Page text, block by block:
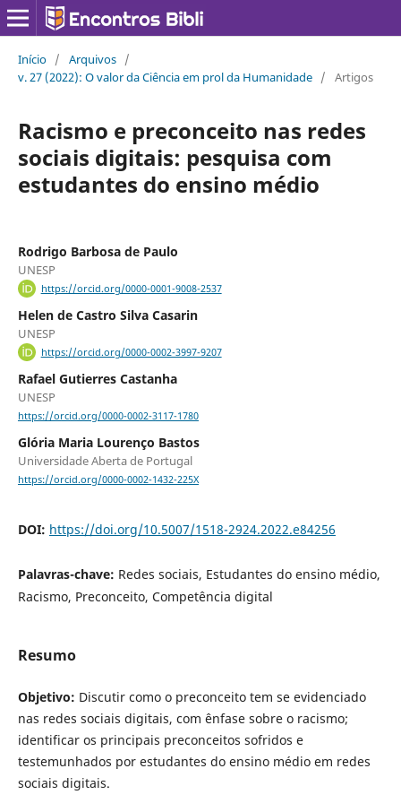
Início / Arquivos /
v. 27 (2022): O valor da Ciência em prol da Humanidade / Artigos
Racismo e preconceito nas redes
sociais digitais: pesquisa com
estudantes do ensino médio
Rodrigo Barbosa de Paulo
UNESP
https://orcid.org/0000-0001-9008-2537
Helen de Castro Silva Casarin
UNESP
https://orcid.org/0000-0002-3997-9207
Rafael Gutierres Castanha
UNESP
https://orcid.org/0000-0002-3117-1780
Glória Maria Lourenço Bastos
Universidade Aberta de Portugal
https://orcid.org/0000-0002-1432-225X
DOI: https://doi.org/10.5007/1518-2924.2022.e84256
Palavras-chave: Redes sociais, Estudantes do ensino médio,
Racismo, Preconceito, Competência digital
Resumo
Objetivo: Discutir como o preconceito tem se evidenciado
nas redes sociais digitais, com ênfase sobre o racismo;
identificar os principais preconceitos sofridos e
testemunhados por estudantes do ensino médio em redes
sociais digitais.